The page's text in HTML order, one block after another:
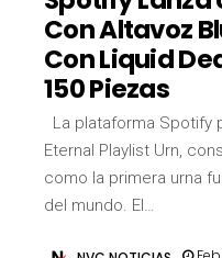
Con Altavoz
Con Liquid
150 Piezas
La plataforma Spotify
Eternal Playlist Urn,
como la primera urna
del mundo. El…